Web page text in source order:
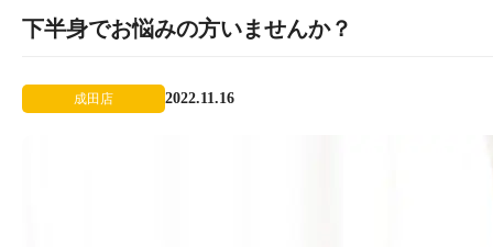
下半身でお悩みの方いませんか？
成田店 2022.11.16